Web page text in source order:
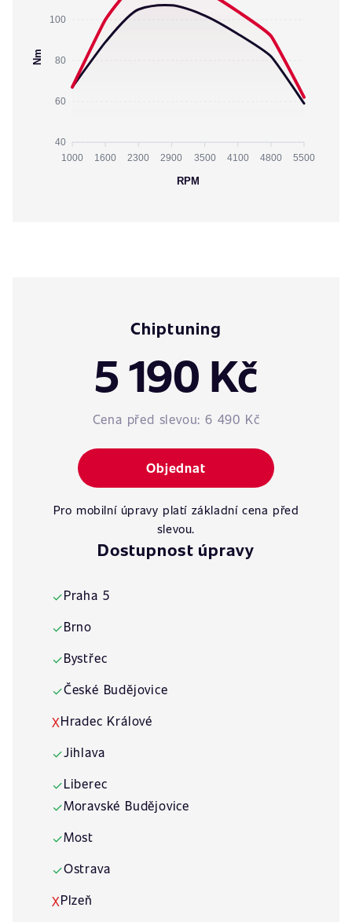
100
80
60
40
Nm
1000 1600 2300 2900 3500 4100 4800 5500
RPM
Chiptuning
5 190 Kč
Cena před slevou: 6 490 Kč
Objednat
Pro mobilní úpravy platí základní cena před
slevou.
Dostupnost úpravy
✓Praha 5
✓Brno
✓Bystřec
✓České Budějovice
XHradec Králové
✓Jihlava
✓Liberec
✓Moravské Budějovice
✓Most
✓Ostrava
XPlzeň